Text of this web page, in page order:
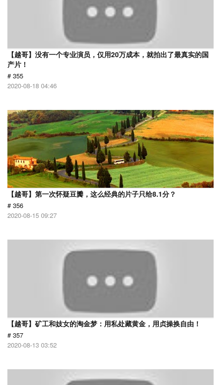
【越哥】没有一个专业演员，仅用20万成本，就拍出了最真实的国
产片！
# 355
2020-08-18 04:46
【越哥】第一次怀疑豆瓣，这么经典的片子只给8.1分？
# 356
2020-08-15 09:27
【越哥】矿工和妓女的淘金梦：用私处藏黄金，用贞操换自由！
# 357
2020-08-13 03:52